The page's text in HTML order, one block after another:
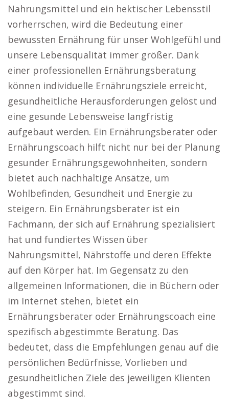
Nahrungsmittel und ein hektischer Lebensstil
vorherrschen, wird die Bedeutung einer
bewussten Ernährung für unser Wohlgefühl und
unsere Lebensqualität immer größer. Dank
einer professionellen Ernährungsberatung
können individuelle Ernährungsziele erreicht,
gesundheitliche Herausforderungen gelöst und
eine gesunde Lebensweise langfristig
aufgebaut werden. Ein Ernährungsberater oder
Ernährungscoach hilft nicht nur bei der Planung
gesunder Ernährungsgewohnheiten, sondern
bietet auch nachhaltige Ansätze, um
Wohlbefinden, Gesundheit und Energie zu
steigern. Ein Ernährungsberater ist ein
Fachmann, der sich auf Ernährung spezialisiert
hat und fundiertes Wissen über
Nahrungsmittel, Nährstoffe und deren Effekte
auf den Körper hat. Im Gegensatz zu den
allgemeinen Informationen, die in Büchern oder
im Internet stehen, bietet ein
Ernährungsberater oder Ernährungscoach eine
spezifisch abgestimmte Beratung. Das
bedeutet, dass die Empfehlungen genau auf die
persönlichen Bedürfnisse, Vorlieben und
gesundheitlichen Ziele des jeweiligen Klienten
abgestimmt sind.